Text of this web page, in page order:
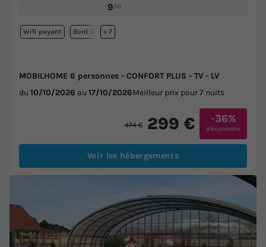
9/10
Wifi payant Bord de mer
+ 7
MOBILHOME 6 personnes - CONFORT PLUS - TV - LV
du 10/10/2026 au 17/10/2026Meilleur prix pour 7 nuits
474 € 299 € -36%
d'économie
Voir les hébergements